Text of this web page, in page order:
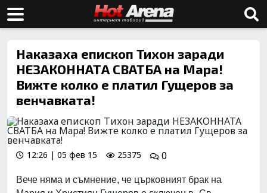
Наказаха епископ Тихон заради
НЕЗАКОННАТА СВАТБА на Мара!
Вижте колко е платил Гущеров за
венчавката!
12:26 | 05 фев 15 25375 0
Вече няма и съмнение, че църковният брак на